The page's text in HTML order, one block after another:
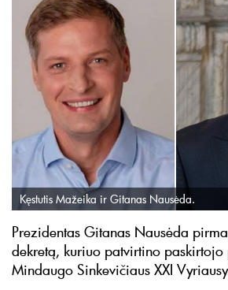
Kęstutis Mažeika ir Gitanas Nausėda.
Prezidentas Gitanas Nausėda
dekretą, kuriuo patvirtino
Mindaugo Sinkevičiaus XXI